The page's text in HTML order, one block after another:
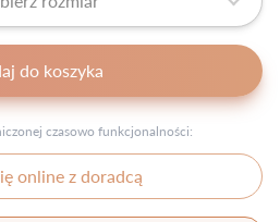
do koszyka
czasowo funkcjonalności:
online z doradcą